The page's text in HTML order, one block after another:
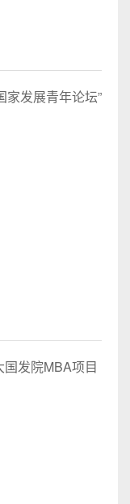
发展青年论坛”
国发院MBA项目